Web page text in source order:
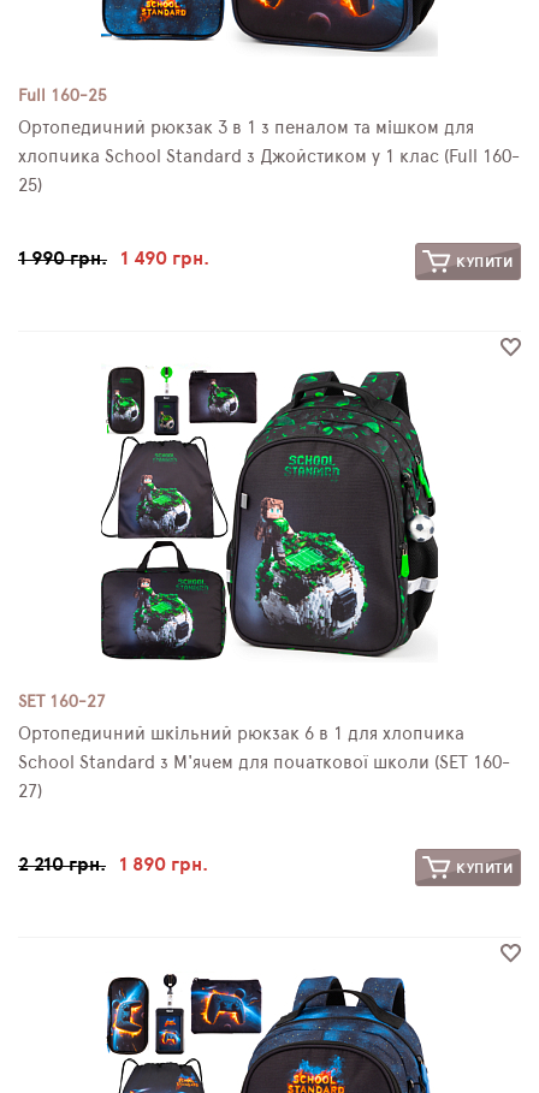
Full 160-25
Ортопедичний рюкзак 3 в 1 з пеналом та мішком для
хлопчика School Standard з Джойстиком у 1 клас (Full 160-
25)
1 990 грн. 1 490 грн. КУПИТИ
SET 160-27
Ортопедичний шкільний рюкзак 6 в 1 для хлопчика
School Standard з М'ячем для початкової школи (SET 160-
27)
2 210 грн. 1 890 грн. КУПИТИ